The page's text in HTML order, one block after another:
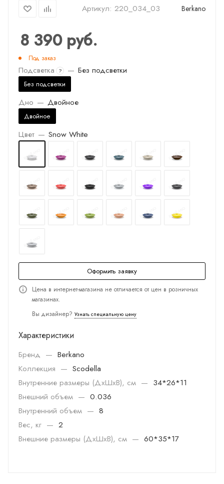
Артикул: 220_034_03 Berkano
8 390руб.
Под заказ
Подсветка ? — Без подсветки
Без подсветки
Дно — Двойное
Двойное
Цвет — Snow White
Оформить заявку
Цена в интернет-магазина не отличается от цен в розничных
магазинах.
Вы дизайнер? Узнать специальную цену
Характеристики
Бренд — Berkano
Коллекция — Scodella
Внутренние размеры (ДхШхВ), см — 34*26*11
Внешний объем — 0.036
Внутренний объем — 8
Вес, кг — 2
Внешние размеры (ДхШхВ), см — 60*35*17